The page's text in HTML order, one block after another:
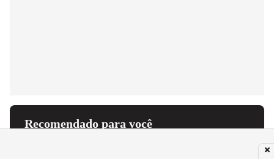
Recomendado para você